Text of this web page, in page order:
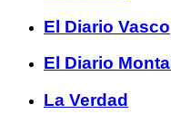
El Diario Vasco
El Diario
La Verdad